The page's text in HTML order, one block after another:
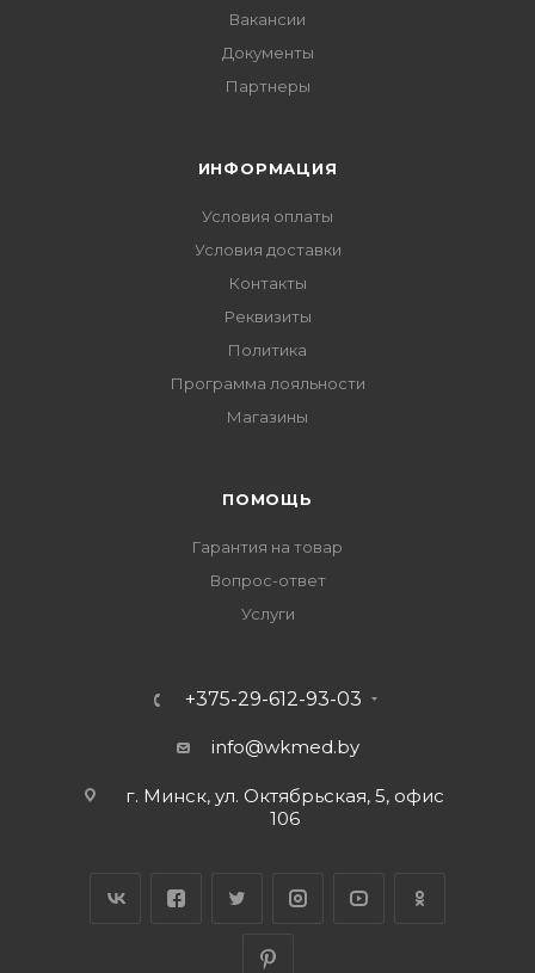
Вакансии
Документы
Партнеры
ИНФОРМАЦИЯ
Условия оплаты
Условия доставки
Контакты
Реквизиты
Политика
Программа лояльности
Магазины
ПОМОЩЬ
Гарантия на товар
Вопрос-ответ
Услуги
+375-29-612-93-03
info@wkmed.by
г. Минск, ул. Октябрьская, 5, офис
106